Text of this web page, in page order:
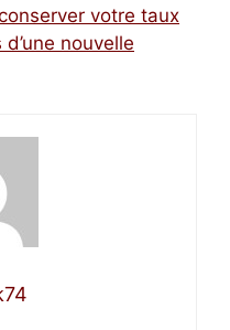
votre taux
nouvelle